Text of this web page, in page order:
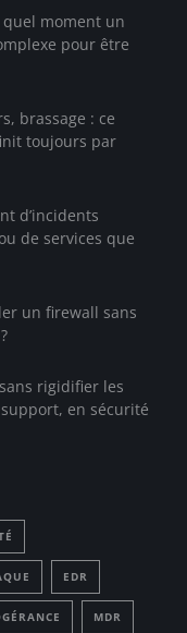
quel moment un
pour être
brassage : ce
toujours par
d’incidents
de services que
un firewall sans
rigidifier les
en sécurité
EDR
MDR